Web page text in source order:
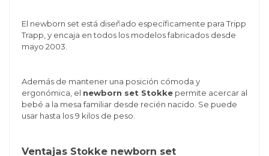
El newborn set está diseñado específicamente para Tripp
Trapp, y encaja en todos los modelos fabricados desde
mayo 2003.
Además de mantener una posición cómoda y
ergonómica, el newborn set Stokkepermite acercar al
bebé a la mesa familiar desde recién nacido. Se puede
usar hasta los 9 kilos de peso.
Ventajas Stokke newborn set